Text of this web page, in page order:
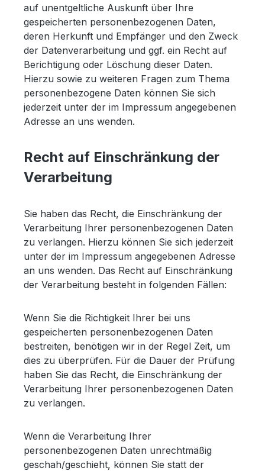
auf unentgeltliche Auskunft über Ihre
gespeicherten personenbezogenen Daten,
deren Herkunft und Empfänger und den Zweck
der Datenverarbeitung und ggf. ein Recht auf
Berichtigung oder Löschung dieser Daten.
Hierzu sowie zu weiteren Fragen zum Thema
personenbezogene Daten können Sie sich
jederzeit unter der im Impressum angegebenen
Adresse an uns wenden.
Recht auf Einschränkung der
Verarbeitung
Sie haben das Recht, die Einschränkung der
Verarbeitung Ihrer personenbezogenen Daten
zu verlangen. Hierzu können Sie sich jederzeit
unter der im Impressum angegebenen Adresse
an uns wenden. Das Recht auf Einschränkung
der Verarbeitung besteht in folgenden Fällen:
Wenn Sie die Richtigkeit Ihrer bei uns
gespeicherten personenbezogenen Daten
bestreiten, benötigen wir in der Regel Zeit, um
dies zu überprüfen. Für die Dauer der Prüfung
haben Sie das Recht, die Einschränkung der
Verarbeitung Ihrer personenbezogenen Daten
zu verlangen.
Wenn die Verarbeitung Ihrer
personenbezogenen Daten unrechtmäßig
geschah/geschieht, können Sie statt der